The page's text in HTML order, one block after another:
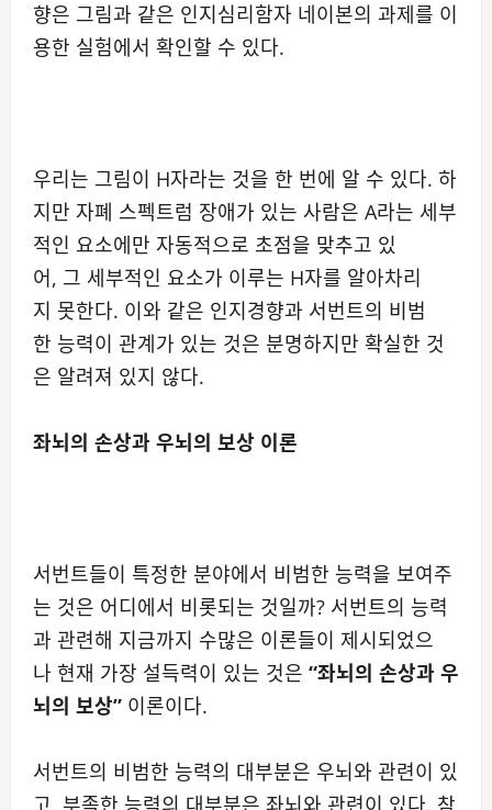
향은 그림과 같은 인지심리함자 네이본의 과제를 이
용한 실험에서 확인할 수 있다.
우리는 그림이 H자라는 것을 한 번에 알 수 있다. 하
지만 자폐 스펙트럼 장애가 있는 사람은 A라는 세부
적인 요소에만 자동적으로 초점을 맞추고 있
어, 그 세부적인 요소가 이루는 H자를 알아차리
지 못한다. 이와 같은 인지경향과 서번트의 비범
한 능력이 관계가 있는 것은 분명하지만 확실한 것
은 알려져 있지 않다.
좌뇌의 손상과 우뇌의 보상 이론
서번트들이 특정한 분야에서 비범한 능력을 보여주
는 것은 어디에서 비롯되는 것일까? 서번트의 능력
과 관련해 지금까지 수많은 이론들이 제시되었으
나 현재 가장 설득력이 있는 것은 “좌뇌의 손상과 우
뇌의 보상” 이론이다.
서번트의 비범한 능력의 대부분은 우뇌와 관련이 있
고, 부족한 능력의 대부분은 좌뇌와 관련이 있다. 참